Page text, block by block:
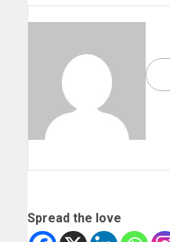
Spread the love